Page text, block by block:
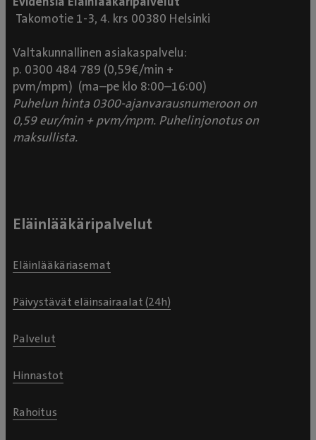
Takomotie 1-3, 4. krs 00380 Helsinki
Valtakunnallinen asiakaspalvelu:
p. 0300 484 789 (0,59€/min +
pvm/mpm) (ma–pe klo 8:00–16:00)
Puhelun hinta 0300-ajanvarausnumeroon on
0,59 eur/min + pvm/mpm. Puhelinjonotus on
maksullista.
Eläinlääkäripalvelut
Eläinlääkäriasemat
Päivystävät eläinsairaalat (24h)
Palvelut
Hinnastot
Rahoitus